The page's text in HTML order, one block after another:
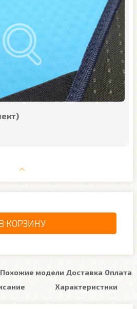
КОРЗИНУ
Похожие модели Доставка Оплата
Характеристики